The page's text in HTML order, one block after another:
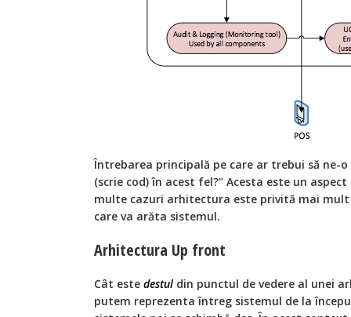
Întrebarea principală pe care ar trebui să ne-
(scrie cod) în acest fel?" Acesta este un
multe cazuri arhitectura este privită mai
care va arăta sistemul.
Arhitectura Up front
Cât este destul din punctul de vedere al unei
putem reprezenta întreg sistemul de la